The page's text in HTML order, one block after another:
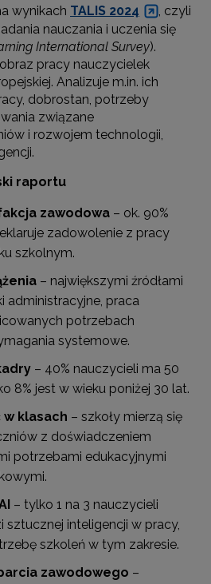
wynikach TALIS 2024
, czyli
nauczania i uczenia się
International Survey).
pracy nauczycielek
Analizuje m.in. ich
dobrostan, potrzeby
związane
i rozwojem technologii,
raportu
zawodowa – ok. 90%
zadowolenie z pracy
szkolnym.
– największymi źródłami
administracyjne, praca
potrzebach
systemowe.
– 40% nauczycieli ma 50
8% jest w wieku poniżej 30 lat.
w klasach – szkoły mierzą się
z doświadczeniem
potrzebami edukacyjnymi
– tylko 1 na 3 nauczycieli
sztucznej inteligencji w pracy,
szkoleń w tym zakresie.
zawodowego –